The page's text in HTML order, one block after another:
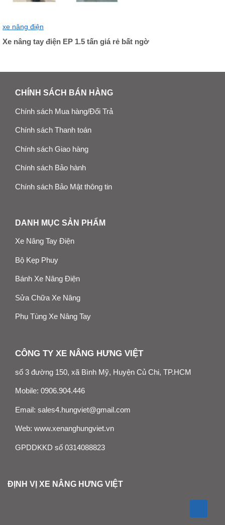
xe nâng điện
Xe nâng tay điện EP 1.5 tấn giá rẻ bất ngờ
CHÍNH SÁCH BÁN HÀNG
Chính sách Mua hàng/Đổi Trả
Chính sách Thanh toán
Chính sách Giao hàng
Chính sách Bảo hành
Chính sách Bảo Mật thông tin
DANH MỤC SẢN PHẨM
Xe Nâng Tay Điện
Bộ Kẹp Phuy
Bánh Xe Nâng Điện
Sửa Chữa Xe Nâng
Phụ Tùng Xe Nâng Tay
CÔNG TY XE NÂNG HƯNG VIỆT
số 3 đường 150, xã Bình Mỹ, Huyện Củ Chi, TP.HCM
Mobile: 0906.904.446
Email: sales4.hungviet@gmail.com
Web: www.xenanghungviet.vn
GPDDKKD số 0314088823
ĐỊNH VỊ XE NÂNG HƯNG VIỆT